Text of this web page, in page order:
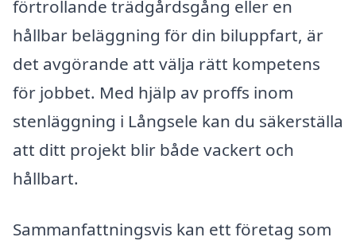
förtrollande trädgårdsgång eller en
hållbar beläggning för din biluppfart, är
det avgörande att välja rätt kompetens
för jobbet. Med hjälp av proffs inom
stenläggning i Långsele kan du säkerställa
att ditt projekt blir både vackert och
hållbart.
Sammanfattningsvis kan ett företag som